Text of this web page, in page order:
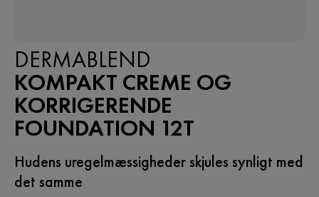
DERMABLEND
KOMPAKT CREME OG
KORRIGERENDE
FOUNDATION 12T
Hudens uregelmæssigheder skjules synligt med
det samme